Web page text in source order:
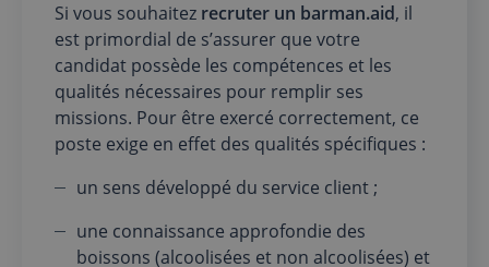
Si vous souhaitez recruter un barman.aid, il
est primordial de s’assurer que votre
candidat possède les compétences et les
qualités nécessaires pour remplir ses
missions. Pour être exercé correctement, ce
poste exige en effet des qualités spécifiques :
un sens développé du service client ;
une connaissance approfondie des
boissons (alcoolisées et non alcoolisées) et